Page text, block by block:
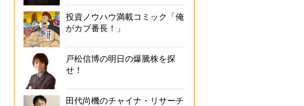
投資ノウハウ満載コミック「俺
がカブ番長！」
戸松信博の明日の爆騰株を探
せ！
田代尚機のチャイナ・リサーチ